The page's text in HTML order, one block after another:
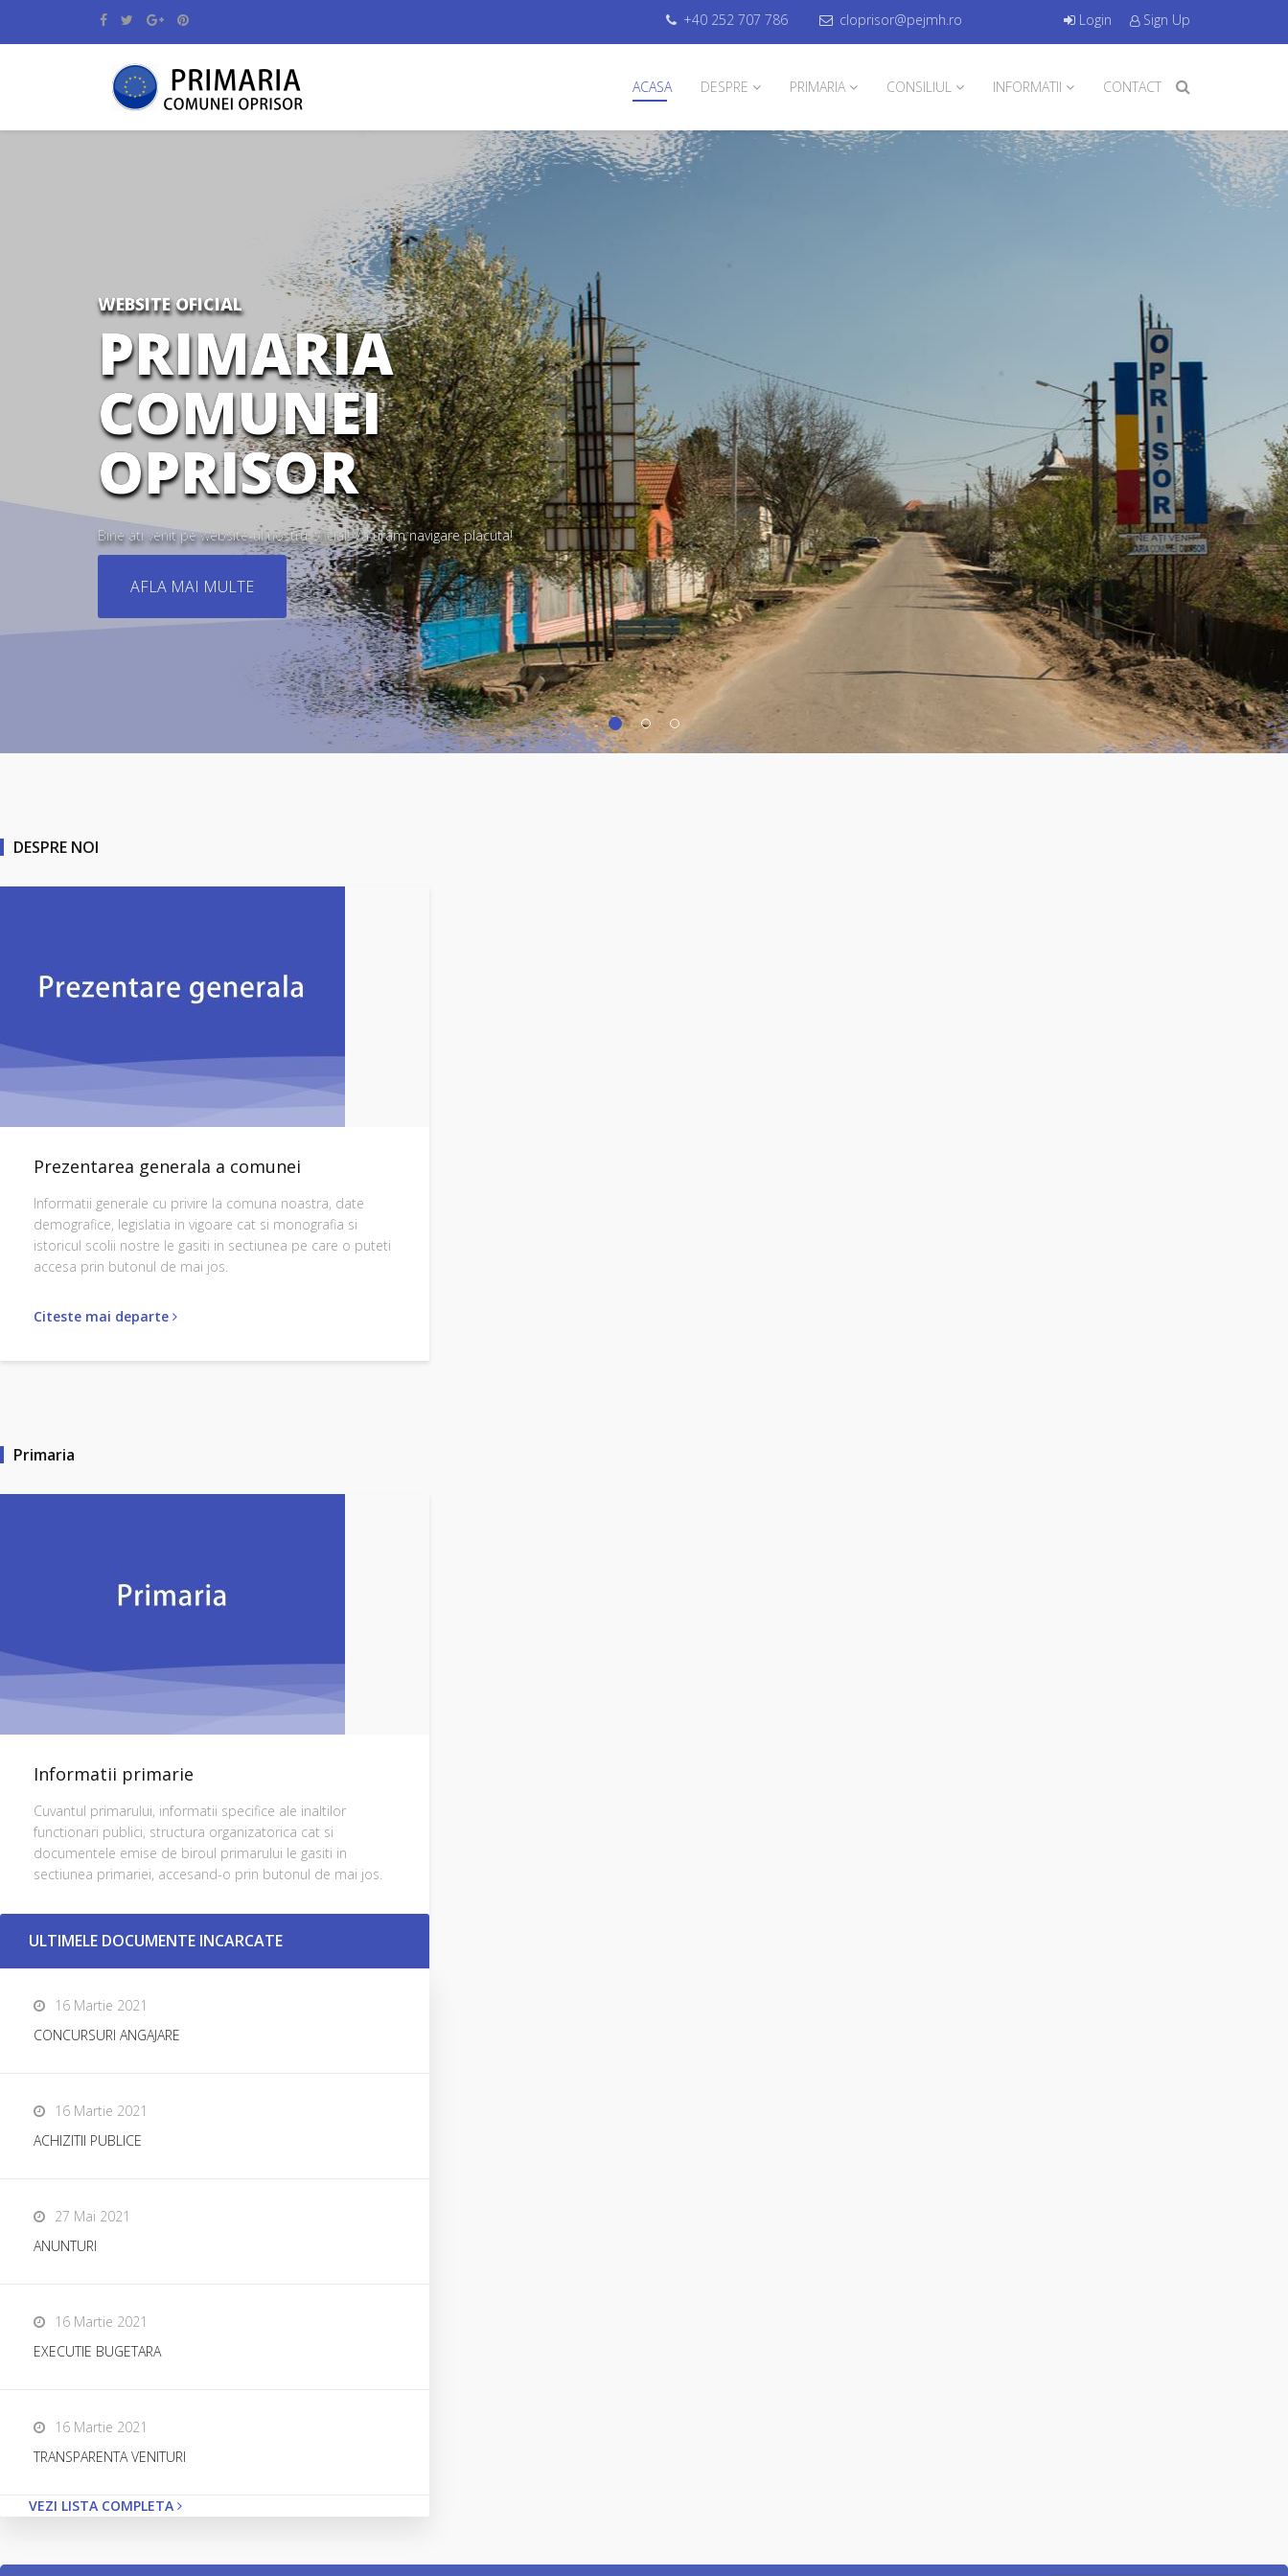
Login Sign Up
+40 252 707 786 cloprisor@pejmh.ro
ACASA DESPRE PRIMARIA CONSILIUL INFORMATII CONTACT
WEBSITE OFICIAL
PRIMARIA
COMUNEI
OPRISOR
Bine ati venit pe website-ul nostru oficial! Va uram navigare placuta!
AFLA MAI MULTE
DESPRE NOI
Prezentarea generala a comunei
Informatii generale cu privire la comuna noastra, date
demografice, legislatia in vigoare cat si monografia si
istoricul scolii nostre le gasiti in sectiunea pe care o puteti
accesa prin butonul de mai jos.
Citeste mai departe
Primaria
Informatii primarie
Cuvantul primarului, informatii specifice ale inaltilor
functionari publici, structura organizatorica cat si
documentele emise de biroul primarului le gasiti in
sectiunea primariei, accesand-o prin butonul de mai jos.
ULTIMELE DOCUMENTE INCARCATE
16 Martie 2021
CONCURSURI ANGAJARE
16 Martie 2021
ACHIZITII PUBLICE
27 Mai 2021
ANUNTURI
16 Martie 2021
EXECUTIE BUGETARA
16 Martie 2021
TRANSPARENTA VENITURI
VEZI LISTA COMPLETA